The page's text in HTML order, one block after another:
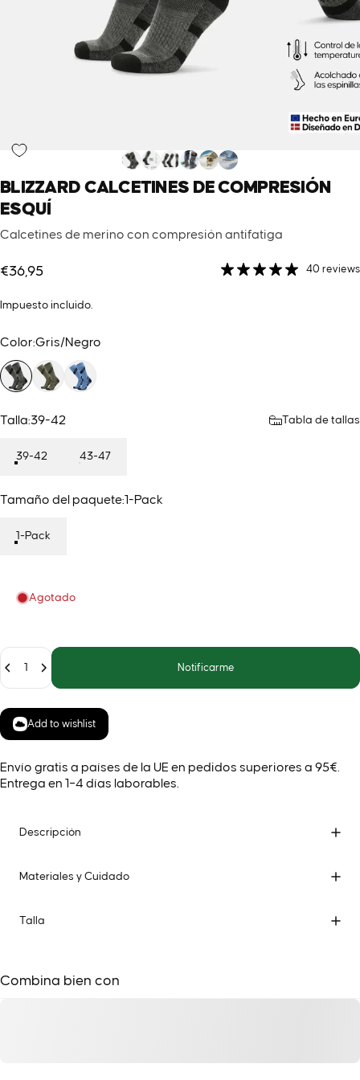
BLIZZARD CALCETINES DECOMPRESIÓN
ESQUÍ
Calcetines de merino con compresión antifatiga
€36,95 40 reviews
Impuesto incluido.
Color
Color:Gris/Negro
Talla
Talla:39-42 Tabla de tallas
39-42 43-47
Tamaño del paquete
Tamaño del paquete:1-Pack
1-Pack
Agotado
Cantidad
Notificarme
Add to wishlist
Envío gratis a países de la UE en pedidos superiores a 95€.
Entrega en 1–4 días laborables.
Descripción
Materiales y Cuidado
Talla
Combina bien con